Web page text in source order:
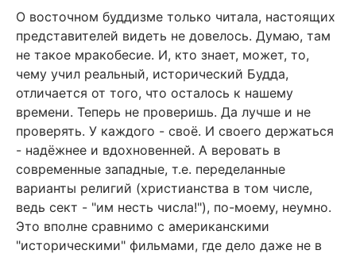
О восточном буддизме только читала, настоящих
представителей видеть не довелось. Думаю, там
не такое мракобесие. И, кто знает, может, то,
чему учил реальный, исторический Будда,
отличается от того, что осталось к нашему
времени. Теперь не проверишь. Да лучше и не
проверять. У каждого - своё. И своего держаться
- надёжнее и вдохновенней. А веровать в
современные западные, т.е. переделанные
варианты религий (христианства в том числе,
ведь сект - "им несть числа!"), по-моему, неумно.
Это вполне сравнимо с американскими
"историческими" фильмами, где дело даже не в